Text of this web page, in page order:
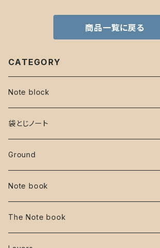
商品一覧に戻る
CATEGORY
Note block
袋とじノート
Ground
Note book
The Note book